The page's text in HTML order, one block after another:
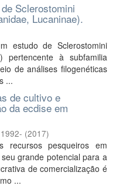
Sclerostomini
Lucaninae).
estudo de Sclerostomini
pertencente à subfamilia
de análises filogenéticas
...
de cultivo e
da ecdise em
(2017)
recursos pesqueiros em
grande potencial para a
de comercialização é
...